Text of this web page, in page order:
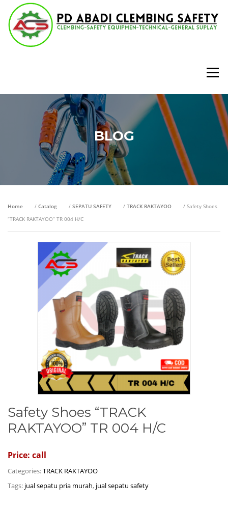
Lompat
konten
Menu
BLOG
Home / Catalog / SEPATU SAFETY / TRACK RAKTAYOO
/ Safety Shoes
“TRACK RAKTAYOO” TR 004 H/C
Safety Shoes “TRACK
RAKTAYOO” TR 004 H/C
Price: call
Categories:TRACK RAKTAYOO
Tags: jual sepatu pria murah, jual sepatu safety